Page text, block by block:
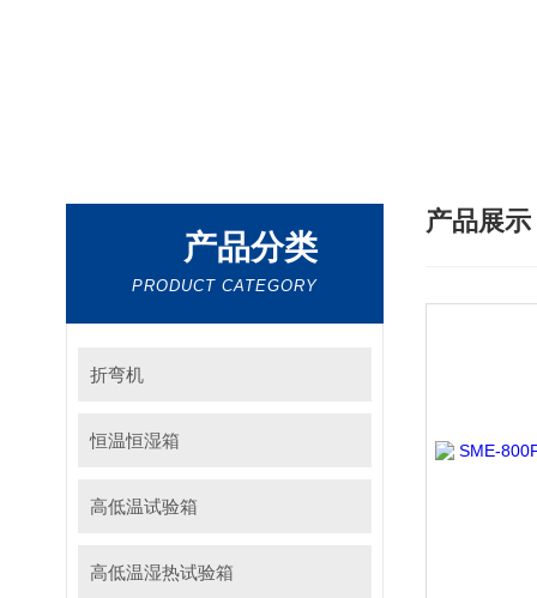
产品分类
PRODUCT CATEGORY
折弯机
恒温恒湿箱
高低温试验箱
高低温湿热试验箱
产品展示